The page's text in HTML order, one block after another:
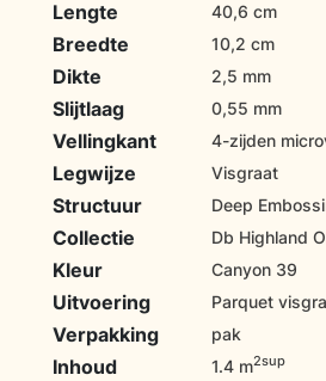
Lengte 40,6 cm
Breedte 10,2 cm
Dikte 2,5 mm
Slijtlaag 0,55 mm
Vellingkant 4-zijden
Legwijze Visgraat
Structuur Deep
Collectie Db Highland
Kleur Canyon 39
Uitvoering Parquet
Verpakking pak
Inhoud 1.4 m2sup